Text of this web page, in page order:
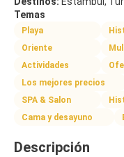
Temas
Playa
Oriente
Actividades
Los mejores precios
SPA & Salon
Cama y desayuno
Descripción